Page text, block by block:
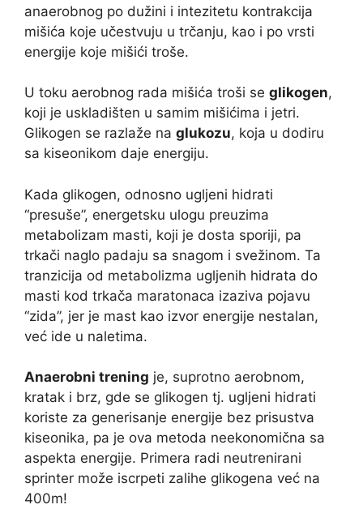
anaerobnog po dužini i intezitetu kontrakcija
mišića koje učestvuju u trčanju, kao i po vrsti
energije koje mišići troše.
U toku aerobnog rada mišića troši se glikogen,
koji je uskladišten u samim mišićima i jetri.
Glikogen se razlaže na glukozu, koja u dodiru
sa kiseonikom daje energiju.
Kada glikogen, odnosno ugljeni hidrati
“presuše”, energetsku ulogu preuzima
metabolizam masti, koji je dosta sporiji, pa
trkači naglo padaju sa snagom i svežinom. Ta
tranzicija od metabolizma ugljenih hidrata do
masti kod trkača maratonaca izaziva pojavu
“zida”, jer je mast kao izvor energije nestalan,
već ide u naletima.
Anaerobni trening je, suprotno aerobnom,
kratak i brz, gde se glikogen tj. ugljeni hidrati
koriste za generisanje energije bez prisustva
kiseonika, pa je ova metoda neekonomična sa
aspekta energije. Primera radi neutrenirani
sprinter može iscrpeti zalihe glikogena već na
400m!